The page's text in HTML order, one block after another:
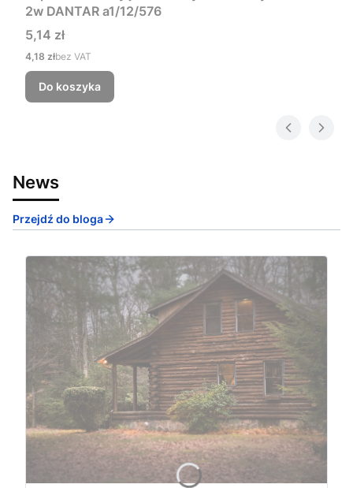
2w DANTAR a1/12/576
Cena
5,14 zł
Cena
4,18 złbez VAT
Do koszyka
News
Przejdź do bloga